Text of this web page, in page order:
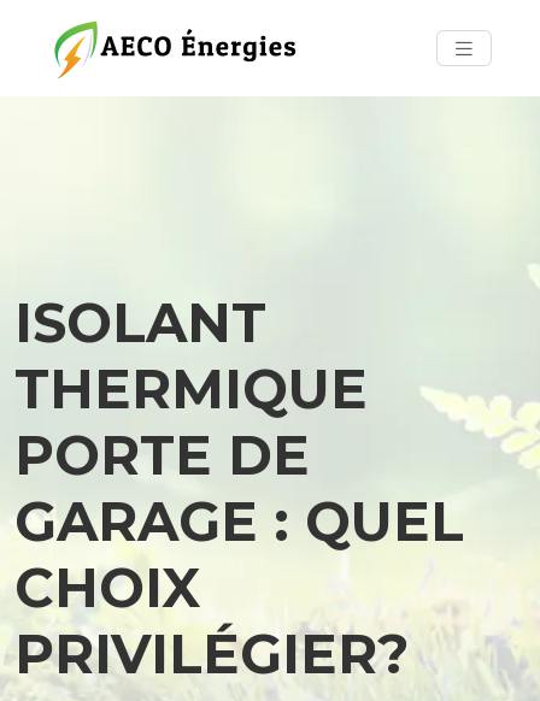
ISOLANT
THERMIQUE
PORTE DE
GARAGE : QUEL
CHOIX
PRIVILÉGIER?